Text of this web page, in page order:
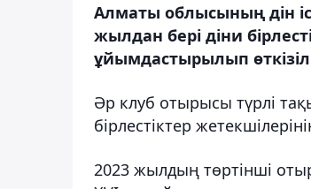
Алматы облысының дін
жылдан бері діни
ұйымдастырылып
Әр клуб отырысы түрлі
бірлестіктер
2023 жылдың төртінші